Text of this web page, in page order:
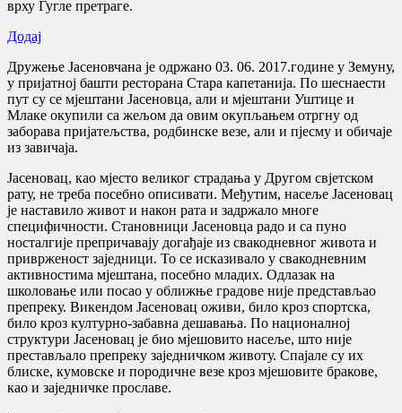
врху Гугле претраге.
Додај
Дружење Јасеновчана је одржано 03. 06. 2017.године у Земуну,
у пријатној башти ресторана Стара капетанија. По шеснаести
пут су се мјештани Јасеновца, али и мјештани Уштице и
Млаке окупили са жељом да овим окупљањем отргну од
заборава пријатељства, родбинске везе, али и пјесму и обичаје
из завичаја.
Јасеновац, као мјесто великог страдања у Другом свјетском
рату, не треба посебно описивати. Међутим, насеље Јасеновац
је наставило живот и након рата и задржало многе
специфичности. Становници Јасеновца радо и са пуно
носталгије препричавају догађаје из свакодневног живота и
приврженост заједници. То се исказивало у свакодневним
активностима мјештана, посебно младих. Одлазак на
школовање или посао у оближње градове није представљао
препреку. Викендом Јасеновац оживи, било кроз спортска,
било кроз културно-забавна дешавања. По националној
структури Јасеновац је био мјешовито насеље, што није
престављало препреку заједничком животу. Спајале су их
блиске, кумовске и породичне везе кроз мјешовите бракове,
као и заједничке прославе.